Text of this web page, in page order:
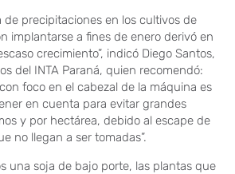
de precipitaciones en los cultivos de
implantarse a fines de enero derivó en
crecimiento”, indicó Diego Santos,
del INTA Paraná, quien recomendó:
foco en el cabezal de la máquina es
en cuenta para evitar grandes
y por hectárea, debido al escape de
no llegan a ser tomadas”.
una soja de bajo porte, las plantas que